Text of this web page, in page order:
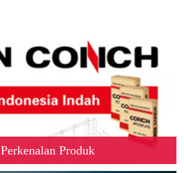
Perkenalan Produk